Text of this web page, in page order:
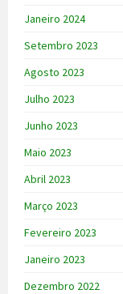
Janeiro 2024
Setembro 2023
Agosto 2023
Julho 2023
Junho 2023
Maio 2023
Abril 2023
Março 2023
Fevereiro 2023
Janeiro 2023
Dezembro 2022